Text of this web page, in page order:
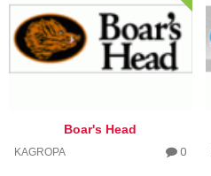
Boar's Head
KAGROPA 0